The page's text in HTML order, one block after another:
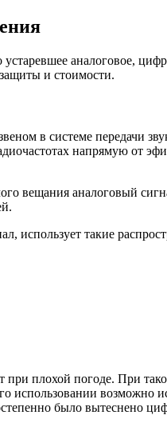
аналоговое,
и стоимости.
в системе передачи
напрямую от
вещания аналоговый
использует такие
плохой погоде. При
использовании возможно
было вытеснено